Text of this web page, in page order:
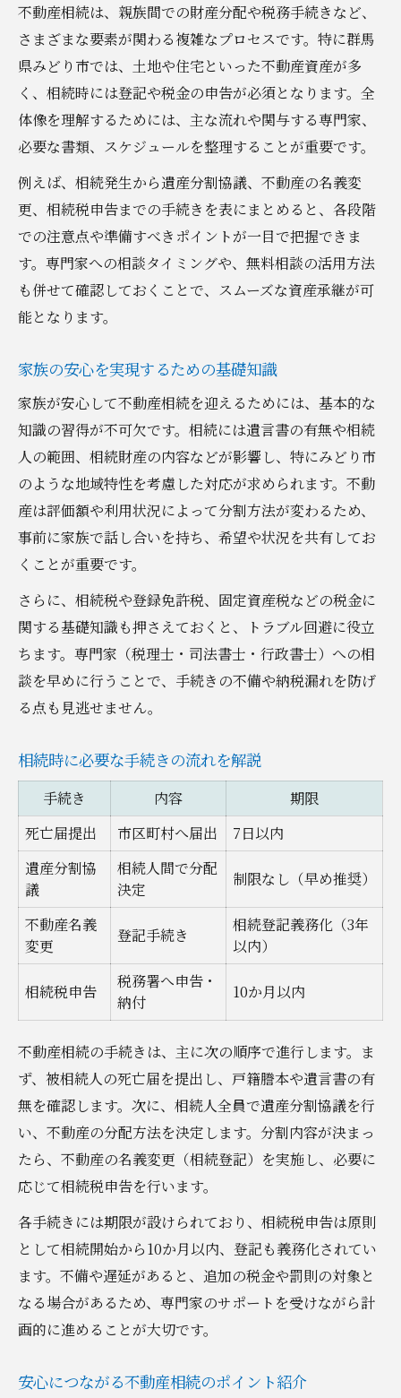
将来の相続トラブルを防ぐ生前対策のコツ
トラブル事例と対策ポイントを表で比較
事前対策が防ぐ相続トラブルの実態
生前贈与を活用した対策のポイント
将来の不安を減らす家族間の合意形成術
相続放棄リスクを避けるための工夫
遺言書の作成でスムーズな財産承継へ
遺言書の種類や特徴を表で比較解説
スムーズな承継に役立つ遺言書作成の流れ
遺言書がもたらす家族への安心感
作成時に押さえたい法的ポイント
司法書士・税理士の役割と比較表
専門家に依頼する際のポイントとは
安心できる手続きを進めるコツ
無料相談を上手に活用する方法
専門家選びで失敗しないために
不動産相続は、親族間での財産分配や税務手続きなど、
さまざまな要素が関わる複雑なプロセスです。特に群馬
県みどり市では、土地や住宅といった不動産資産が多
く、相続時には登記や税金の申告が必須となります。全
体像を理解するためには、主な流れや関与する専門家、
必要な書類、スケジュールを整理することが重要です。
例えば、相続発生から遺産分割協議、不動産の名義変
更、相続税申告までの手続きを表にまとめると、各段階
での注意点や準備すべきポイントが一目で把握できま
す。専門家への相談タイミングや、無料相談の活用方法
も併せて確認しておくことで、スムーズな資産承継が可
能となります。
家族の安心を実現するための基礎知識
家族が安心して不動産相続を迎えるためには、基本的な
知識の習得が不可欠です。相続には遺言書の有無や相続
人の範囲、相続財産の内容などが影響し、特にみどり市
のような地域特性を考慮した対応が求められます。不動
産は評価額や利用状況によって分割方法が変わるため、
事前に家族で話し合いを持ち、希望や状況を共有してお
くことが重要です。
さらに、相続税や登録免許税、固定資産税などの税金に
関する基礎知識も押さえておくと、トラブル回避に役立
ちます。専門家（税理士・司法書士・行政書士）への相
談を早めに行うことで、手続きの不備や納税漏れを防げ
る点も見逃せません。
相続時に必要な手続きの流れを解説
手続き 内容
期限
死亡届提出
市区町村へ届出
7日以内
遺産分割協
議
相続人間で分配
決定
制限なし（早め推奨）
不動産名義
変更
登記手続き
相続登記義務化（3年
以内）
相続税申告
税務署へ申告・
納付
10か月以内
不動産相続の手続きは、主に次の順序で進行します。ま
ず、被相続人の死亡届を提出し、戸籍謄本や遺言書の有
無を確認します。次に、相続人全員で遺産分割協議を行
い、不動産の分配方法を決定します。分割内容が決まっ
たら、不動産の名義変更（相続登記）を実施し、必要に
応じて相続税申告を行います。
各手続きには期限が設けられており、相続税申告は原則
として相続開始から10か月以内、登記も義務化されてい
ます。不備や遅延があると、追加の税金や罰則の対象と
なる場合があるため、専門家のサポートを受けながら計
画的に進めることが大切です。
安心につながる不動産相続のポイント紹介